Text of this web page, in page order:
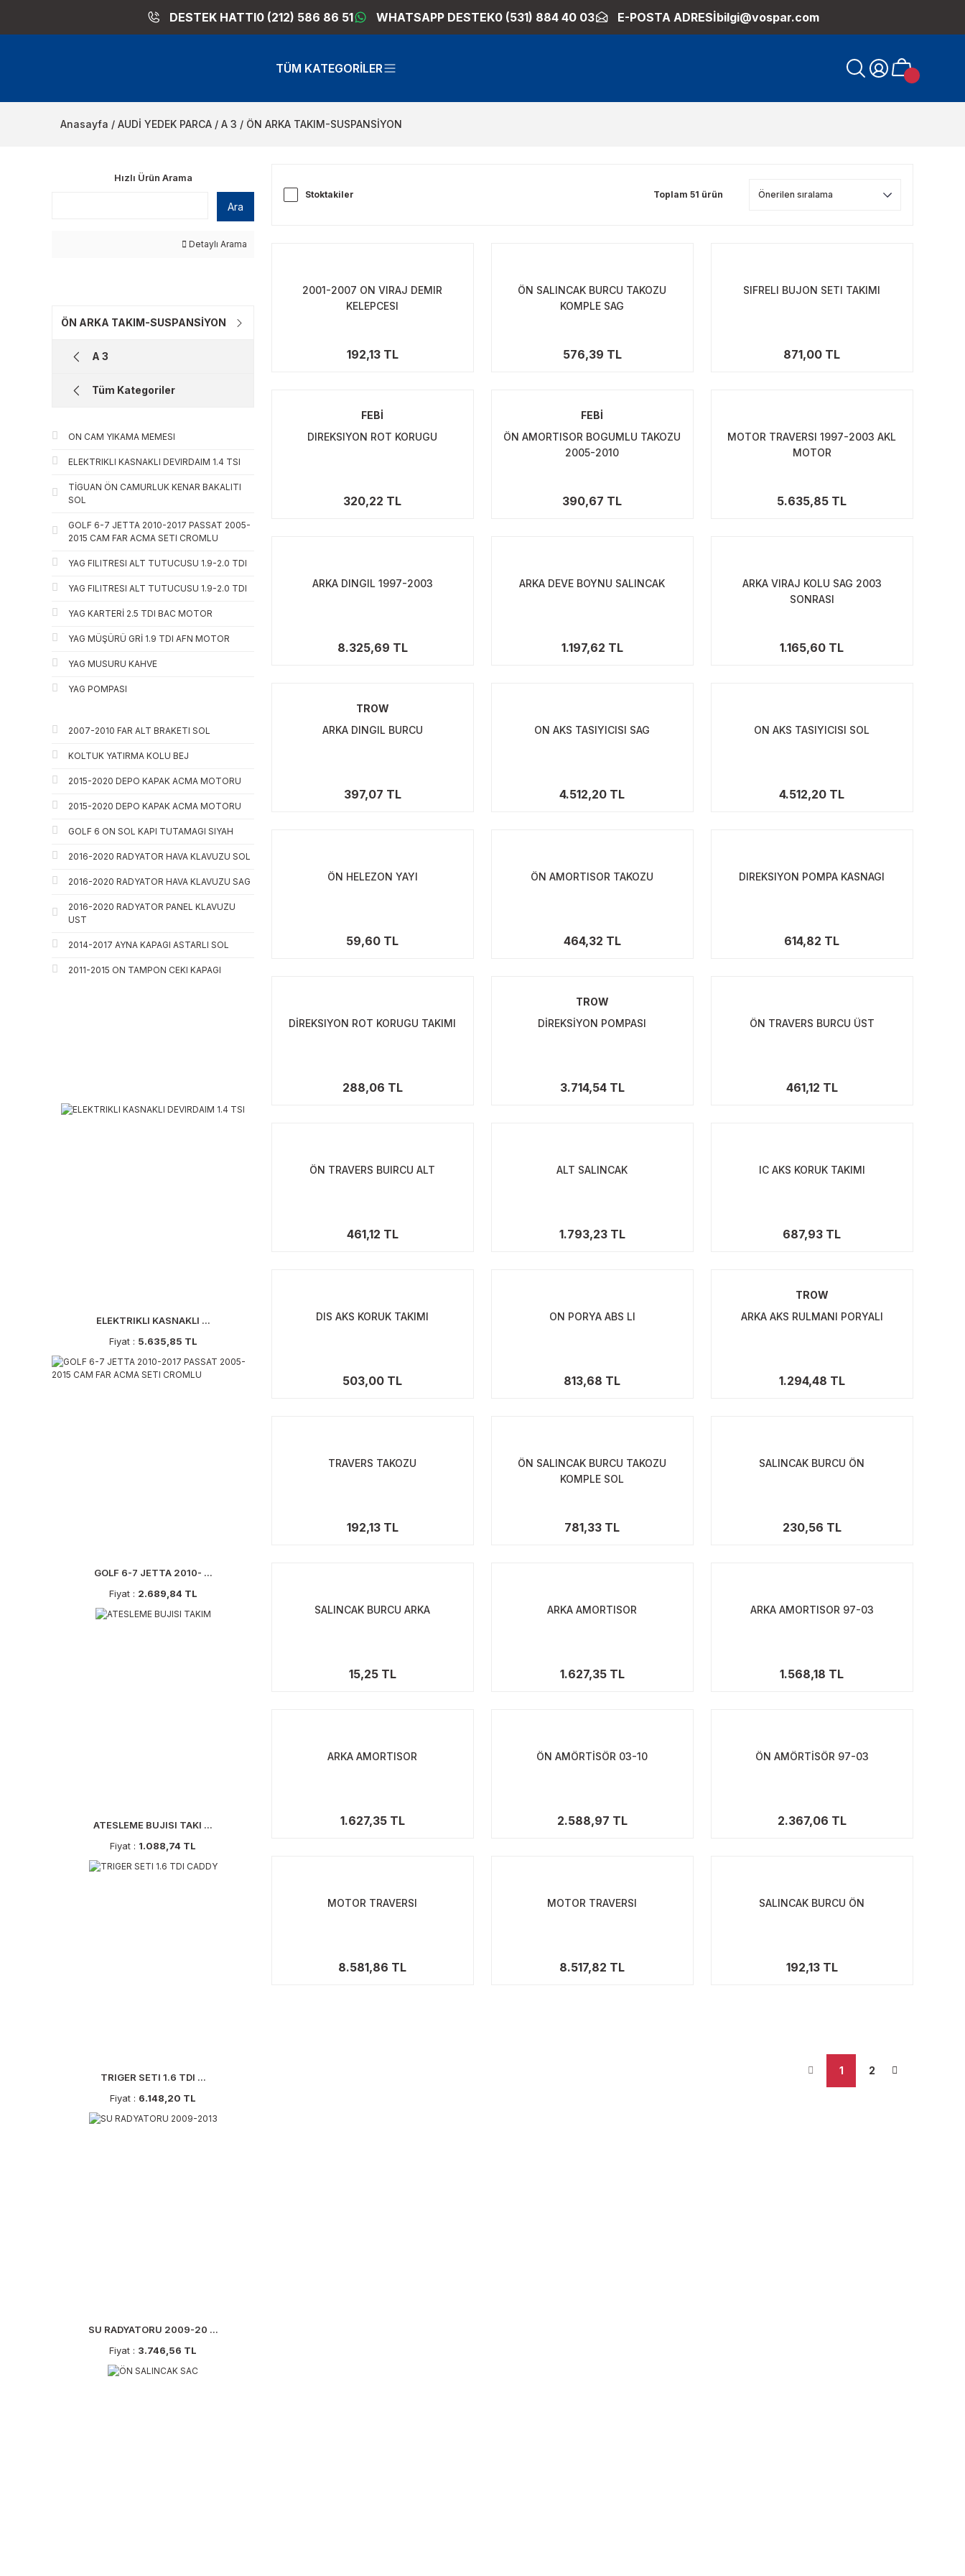
DESTEK HATTI0 (212) 586 86 51 WHATSAPP DESTEK0 (531) 884 40 03 E-POSTA ADRESİbilgi@vospar.com
TÜM KATEGORİLER
Anasayfa AUDİ YEDEK PARCA A 3 ÖN ARKA TAKIM-SUSPANSİYON
Hızlı Ürün Arama
Ara
Detaylı Arama
ÖN ARKA TAKIM-SUSPANSİYON
A 3
Tüm Kategoriler
ON CAM YIKAMA MEMESI
ELEKTRIKLI KASNAKLI DEVIRDAIM 1.4 TSI
TİGUAN ÖN CAMURLUK KENAR BAKALITI
SOL
GOLF 6-7 JETTA 2010-2017 PASSAT 2005-
2015 CAM FAR ACMA SETI CROMLU
YAG FILITRESI ALT TUTUCUSU 1.9-2.0 TDI
YAG FILITRESI ALT TUTUCUSU 1.9-2.0 TDI
YAG KARTERİ 2.5 TDI BAC MOTOR
YAG MÜŞÜRÜ GRİ 1.9 TDI AFN MOTOR
YAG MUSURU KAHVE
YAG POMPASI
2007-2010 FAR ALT BRAKETI SOL
KOLTUK YATIRMA KOLU BEJ
2015-2020 DEPO KAPAK ACMA MOTORU
2015-2020 DEPO KAPAK ACMA MOTORU
GOLF 6 ON SOL KAPI TUTAMAGI SIYAH
2016-2020 RADYATOR HAVA KLAVUZU SOL
2016-2020 RADYATOR HAVA KLAVUZU SAG
2016-2020 RADYATOR PANEL KLAVUZU
UST
2014-2017 AYNA KAPAGI ASTARLI SOL
2011-2015 ON TAMPON CEKI KAPAGI
ELEKTRIKLI KASNAKLI ...
Fiyat : 5.635,85 TL
GOLF 6-7 JETTA 2010- ...
Fiyat : 2.689,84 TL
ATESLEME BUJISI TAKI ...
Fiyat : 1.088,74 TL
TRIGER SETI 1.6 TDI ...
Fiyat : 6.148,20 TL
SU RADYATORU 2009-20 ...
Fiyat : 3.746,56 TL
Stoktakiler Toplam 51 ürün
2001-2007 ON VIRAJ DEMIR
KELEPCESI
192,13 TL
ÖN SALINCAK BURCU TAKOZU
KOMPLE SAG
576,39 TL
SIFRELI BUJON SETI TAKIMI
871,00 TL
FEBİ
DIREKSIYON ROT KORUGU
320,22 TL
FEBİ
ÖN AMORTISOR BOGUMLU TAKOZU
2005-2010
390,67 TL
MOTOR TRAVERSI 1997-2003 AKL
MOTOR
5.635,85 TL
ARKA DINGIL 1997-2003
8.325,69 TL
ARKA DEVE BOYNU SALINCAK
1.197,62 TL
ARKA VIRAJ KOLU SAG 2003
SONRASI
1.165,60 TL
TROW
ARKA DINGIL BURCU
397,07 TL
ON AKS TASIYICISI SAG
4.512,20 TL
ON AKS TASIYICISI SOL
4.512,20 TL
ÖN HELEZON YAYI
59,60 TL
ÖN AMORTISOR TAKOZU
464,32 TL
DIREKSIYON POMPA KASNAGI
614,82 TL
DİREKSIYON ROT KORUGU TAKIMI
288,06 TL
TROW
DİREKSİYON POMPASI
3.714,54 TL
ÖN TRAVERS BURCU ÜST
461,12 TL
ÖN TRAVERS BUIRCU ALT
461,12 TL
ALT SALINCAK
1.793,23 TL
IC AKS KORUK TAKIMI
687,93 TL
DIS AKS KORUK TAKIMI
503,00 TL
ON PORYA ABS LI
813,68 TL
TROW
ARKA AKS RULMANI PORYALI
1.294,48 TL
TRAVERS TAKOZU
192,13 TL
ÖN SALINCAK BURCU TAKOZU
KOMPLE SOL
781,33 TL
SALINCAK BURCU ÖN
230,56 TL
SALINCAK BURCU ARKA
15,25 TL
ARKA AMORTISOR
1.627,35 TL
ARKA AMORTISOR 97-03
1.568,18 TL
ARKA AMORTISOR
1.627,35 TL
ÖN AMÖRTİSÖR 03-10
2.588,97 TL
ÖN AMÖRTİSÖR 97-03
2.367,06 TL
MOTOR TRAVERSI
8.581,86 TL
MOTOR TRAVERSI
8.517,82 TL
SALINCAK BURCU ÖN
192,13 TL
1 2